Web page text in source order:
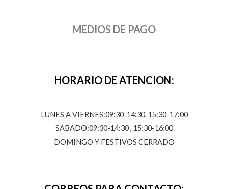
MEDIOS DE PAGO
HORARIO DE ATENCION:
LUNES A VIERNES:09:30-14:30, 15:30-17:00
SABADO:09:30-14:30 , 15:30-16:00
DOMINGO Y FESTIVOS CERRADO